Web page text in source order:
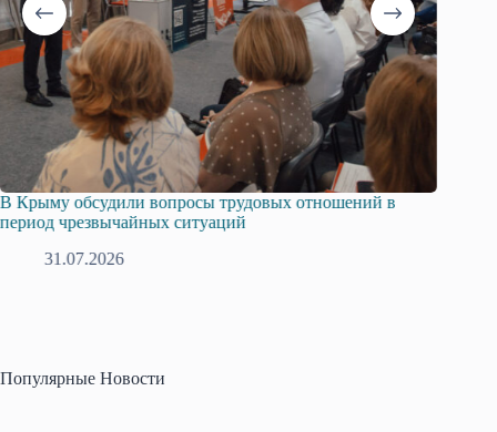
трудовых отношений в
Русская община Крыма и
профсоюзов Крыма укрепляют
Популярные Новости